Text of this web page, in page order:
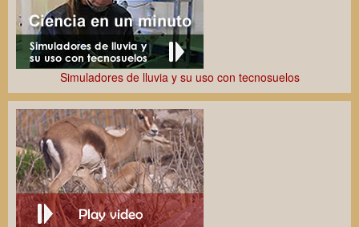
Simuladores de lluvia y su uso con tecnosuelos